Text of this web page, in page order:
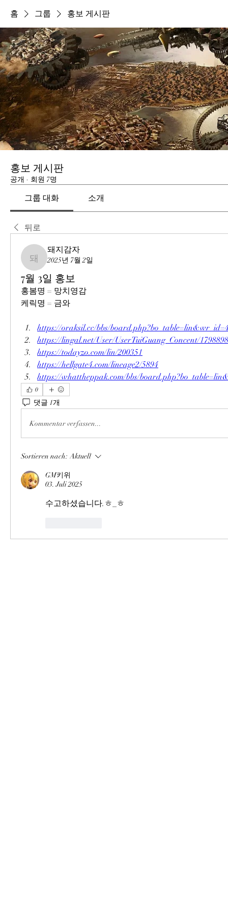
홈 그룹 홍보 게시판
홍보 게시판
공개 · 회원 7명
그룹 대화 소개
뒤로
돼지감자
돼지감자
2025년 7월 2일
7월 3일 홍보
홍봄명 = 망치영감
케릭명 = 금와
https://oraksil.cc/bbs/
https://lingal.net/User/UserTuiGuang_Concent/1798898
https://todayzo.com/lin/200351
https://hellgate4.com/lineage2/5894
https://whattheppak.com/bbs/
0
댓글 1개
Kommentar verfassen...
Sortieren nach: Aktuell
GM키위
03. Juli 2025
수고하셨습니다.ㅎ_ㅎ